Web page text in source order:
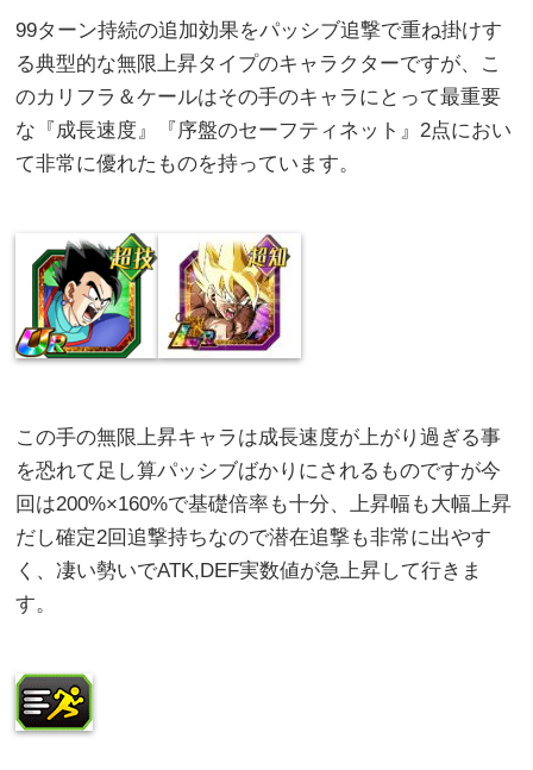
99ターン持続の追加効果をパッシブ追撃で重ね掛けす
る典型的な無限上昇タイプのキャラクターですが、こ
のカリフラ＆ケールはその手のキャラにとって最重要
な『成長速度』『序盤のセーフティネット』2点におい
て非常に優れたものを持っています。
この手の無限上昇キャラは成長速度が上がり過ぎる事
を恐れて足し算パッシブばかりにされるものですが今
回は200%×160%で基礎倍率も十分、上昇幅も大幅上昇
だし確定2回追撃持ちなので潜在追撃も非常に出やす
く、凄い勢いでATK,DEF実数値が急上昇して行きま
す。